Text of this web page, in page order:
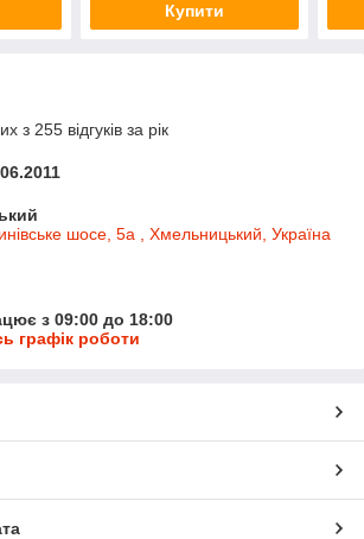
Купити
з 255 відгуків за рік
шосе, 5а , Хмельницький, Україна
з 09:00 до 18:00
графік роботи